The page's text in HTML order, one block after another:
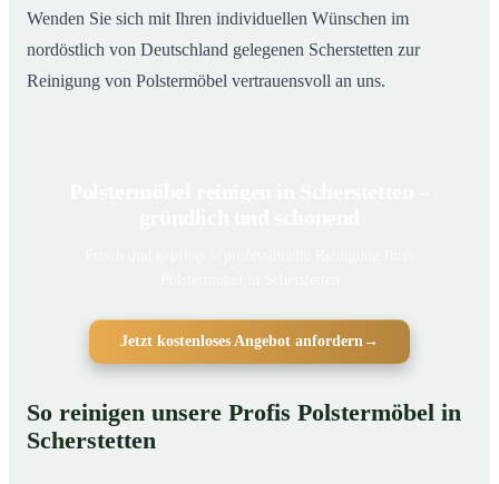
Wenden Sie sich mit Ihren individuellen Wünschen im
nordöstlich von Deutschland gelegenen Scherstetten zur
Reinigung von Polstermöbel vertrauensvoll an uns.
Jetzt kostenloses Angebot anfordern→
So reinigen unsere Profis Polstermöbel in
Scherstetten